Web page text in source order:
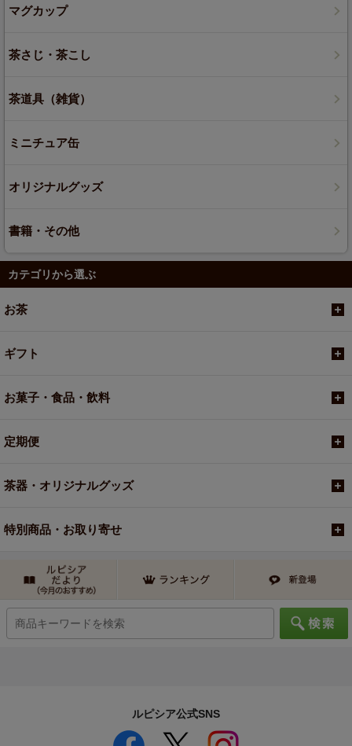
マグカップ
茶さじ・茶こし
茶道具（雑貨）
ミニチュア缶
オリジナルグッズ
書籍・その他
カテゴリから選ぶ
お茶
ギフト
お菓子・食品・飲料
定期便
茶器・オリジナルグッズ
特別商品・お取り寄せ
ルピシア公式SNS